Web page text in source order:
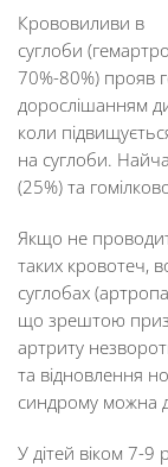
Крововиливи в
суглоби
70%-80%) прояв
дорослішанням
коли
на суглоби.
(25%) та
Якщо не
таких кровотеч,
суглобах
що зрештою
артриту
та відновлення
синдрому можна
У дітей віком 7-9